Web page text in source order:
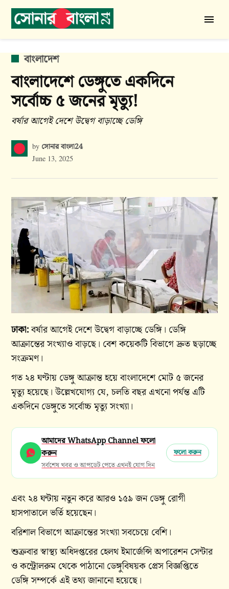
Skip
বাংলা
24
POSTED
বাংলাদেশ
বাংলাদেশে ডেঙ্গুতে একদিনে
সর্বোচ্চ ৫ জনের মৃত্যু!
বর্ষার আগেই দেশে উদ্বেগ বাড়াচ্ছে ডেঙ্গি
by সোনার বাংলা24
June 13, 2025
ঢাকা:বর্ষার আগেই দেশে উদ্বেগ বাড়াচ্ছে ডেঙ্গি। ডেঙ্গি
আক্রান্তের সংখ্যাও বাড়ছে। বেশ কয়েকটি বিভাগে দ্রুত ছড়াচ্ছে
সংক্রমণ।
গত ২৪ ঘণ্টায় ডেঙ্গু আক্রান্ত হয়ে বাংলাদেশে মোট ৫ জনের
মৃত্যু হয়েছে। উল্লেখযোগ্য যে, চলতি বছর এখনো পর্যন্ত এটি
একদিনে ডেঙ্গুতে সর্বোচ্চ মৃত্যু সংখ্যা।
আমাদের WhatsApp Channel ফলো
করুন
সর্বশেষ খবর ও আপডেট পেতে এখনই যোগ দিন
ফলো করুন
এবং ২৪ ঘন্টায় নতুন করে আরও ১৫৯ জন ডেঙ্গু রোগী
হাসপাতালে ভর্তি হয়েছেন।
বরিশাল বিভাগে আক্রান্তের সংখ্যা সবচেয়ে বেশি।
শুক্রবার স্বাস্থ্য অধিদপ্তরের হেলথ ইমার্জেন্সি অপারেশন সেন্টার
ও কন্ট্রোলরুম থেকে পাঠানো ডেঙ্গুবিষয়ক প্রেস বিজ্ঞপ্তিতে
ডেঙ্গি সম্পর্কে এই তথ্য জানানো হয়েছে।